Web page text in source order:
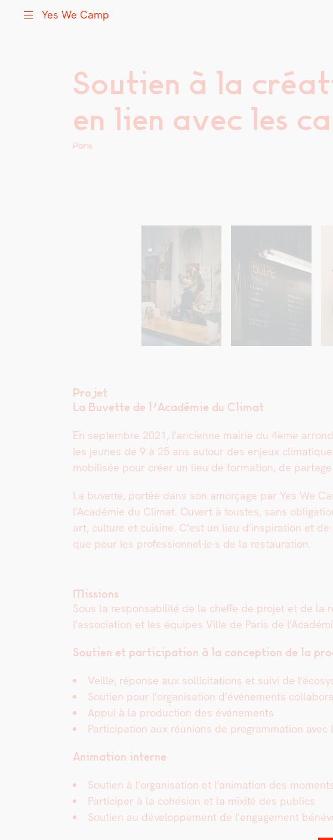
Utilisation inventive des espaces disponibles
Soutien à la
en lien avec les
Paris
Projet
La Buvette de l’A­cadémie du Cli­mat
En sep­tem­bre 2021, l’ancienne mairie du 4ème
les jeunes de 9 à 25 ans autour des enjeux
mobil­isée pour créer un lieu de for­ma­tion, de
La buvette, portée dans son amorçage par Yes We
l’Académie du Cli­mat. Ouvert à tou­stes, sans
art, cul­ture et cui­sine. C’est un lieu d’inspiration et
que pour les professionnel·le·s de la restau­ra­tion.
Missions
Sous la respon­s­abil­ité de la cheffe de pro­jet et de
l’association et les équipes Ville de Paris de
Sou­tien et par­tic­i­pa­tion à la con­cep­tion de la
Veille, réponse aux sol­lic­i­ta­tions et suivi de
Sou­tien pour l’organisation d’événements
Appui à la pro­duc­tion des événe­ments
Par­tic­i­pa­tion aux réu­nions de pro­gram­ma­tion avec
Ani­ma­tion interne
Sou­tien à l’organisation et l’animation des
Par­ticiper à la cohé­sion et la mix­ité des publics
Sou­tien au développe­ment de l’engagement
Yes We Camp